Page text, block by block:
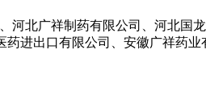
河北广祥制药有限公司、河北
进出口有限公司、安徽广祥药